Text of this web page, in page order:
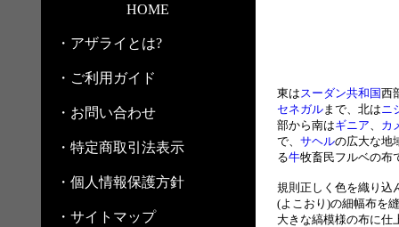
HOME
・アザライとは?
・ご利用ガイド
・お問い合わせ
・特定商取引法表示
・個人情報保護方針
・サイトマップ
東はスーダン共和国西
セネガルまで、北はニ
部から南はギニア、 カ
で、 サヘルの広大な地
る牛牧畜民フルベの布
規則正しく色を織り込
(よこおり)の細幅布を
大きな縞模様の布に仕